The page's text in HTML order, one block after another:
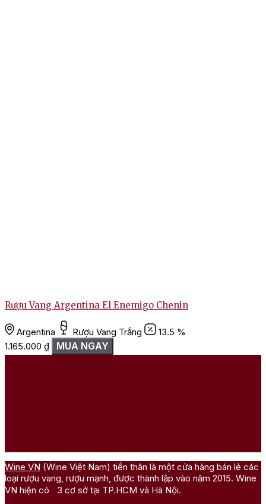
Rượu Vang Argentina El Enemigo Chenin
Argentina Rượu Vang Trắng
13.5 %
1.165.000 ₫ MUA NGAY
Wine VN (Wine Việt Nam) tiền thân là một cửa hàng bán lẻ các
loại rượu vang, rượu mạnh, được thành lập vào năm 2015. Wine
VN hiện có 3 cơ sở tại TP.HCM và Hà Nội.